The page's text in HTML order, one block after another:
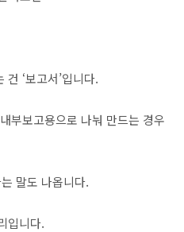
‘보고서’입니다.
부보고용으로 나눠 만드는 경우
말도 나옵니다.
입니다.